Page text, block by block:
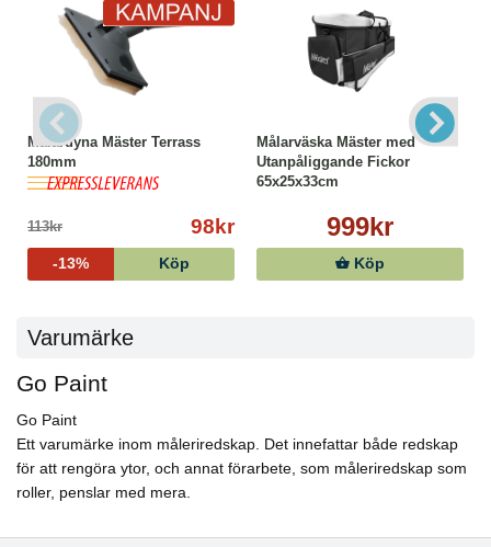
Målardyna Mäster Terrass
180mm
113kr 98kr
-13% Köp
Målarväska Mäster med
Utanpåliggande Fickor
65x25x33cm
999kr
Köp
Varumärke
Go Paint
Go Paint
Ett varumärke inom måleriredskap. Det innefattar både redskap
för att rengöra ytor, och annat förarbete, som måleriredskap som
roller, penslar med mera.